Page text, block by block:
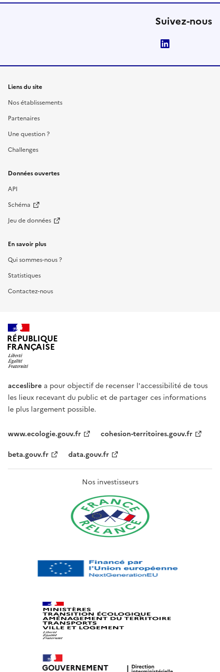
Suivez-nous
Liens du site
Nos établissements
Partenaires
Une question ?
Challenges
Données ouvertes
API
Schéma
Jeu de données
En savoir plus
Qui sommes-nous ?
Statistiques
Contactez-nous
RÉPUBLIQUE
FRANÇAISE
acceslibre a pour objectif de recenser l'accessibilité de tous
les lieux recevant du public et de partager ces informations
le plus largement possible.
www.ecologie.gouv.fr
cohesion-territoires.gouv.fr
beta.gouv.fr
data.gouv.fr
Nos investisseurs